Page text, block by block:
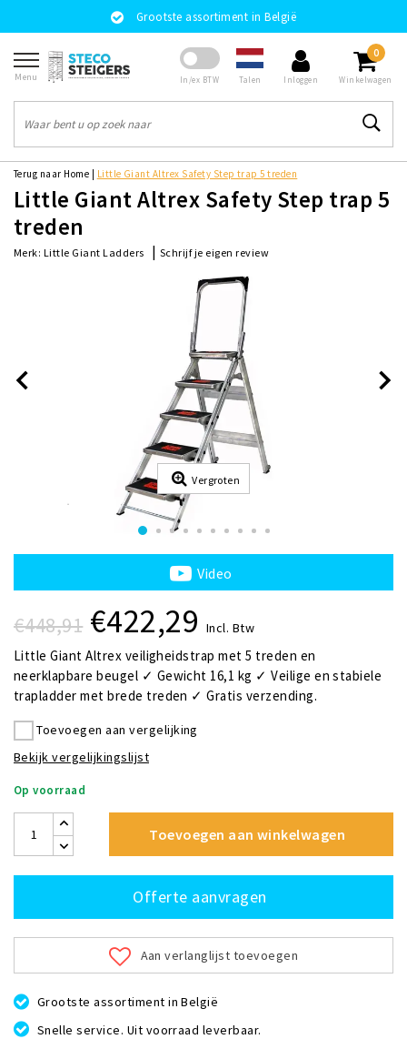
Grootste assortiment in België
Menu In/ex BTW Talen Inloggen
0
Winkelwagen
Terug naar Home Little Giant Altrex Safety Step trap 5 treden
Little Giant Altrex Safety Step trap 5
treden
Merk: Little Giant Ladders | Schrijf je eigen review
Vergroten
Video
€448,91 €422,29 Incl. Btw
Little Giant Altrex veiligheidstrap met 5 treden en
neerklapbare beugel ✓ Gewicht 16,1 kg ✓ Veilige en stabiele
trapladder met brede treden ✓ Gratis verzending.
Toevoegen aan vergelijking
Bekijk vergelijkingslijst
Op voorraad
Toevoegen aan winkelwagen
Offerte aanvragen
Aan verlanglijst toevoegen
Grootste assortiment in België
Snelle service. Uit voorraad leverbaar.